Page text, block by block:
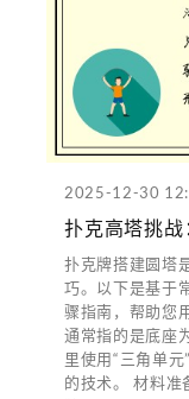
2025-12-30
扑克高塔挑
扑克牌搭建圆塔
巧。以下是基于
骤指南，帮助您
通常指的是底座
里使用“三角单
的技术。 材料准